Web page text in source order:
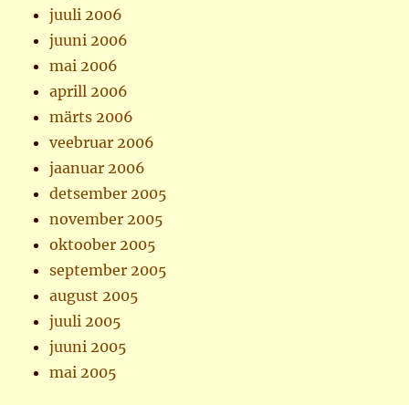
juuli 2006
juuni 2006
mai 2006
aprill 2006
märts 2006
veebruar 2006
jaanuar 2006
detsember 2005
november 2005
oktoober 2005
september 2005
august 2005
juuli 2005
juuni 2005
mai 2005